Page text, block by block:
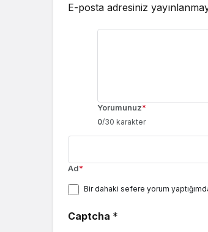
E-posta adresiniz
Yorumunuz*
0/30 karakter
Ad*
Bir dahaki sefere yorum
Captcha *